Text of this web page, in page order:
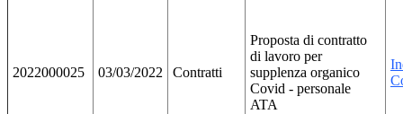
2022000025 03/03/2022 Contratti
Proposta di contratto
di lavoro per
supplenza organico
Covid - personale
ATA